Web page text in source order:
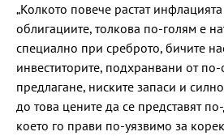
„Колкото повече растат
облигациите, толкова по-голям е
специално при среброто, бичите
инвеститорите, подхранвани от
предлагане, ниските запаси и
до това цените да се представят
което го прави по-уязвимо за